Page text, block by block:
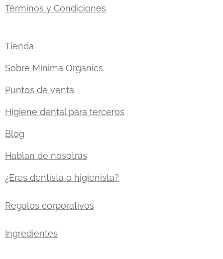
Términos y Condiciones
Tienda
Sobre Mínima Organics
Puntos de venta
Higiene dental para terceros
Blog
Hablan de nosotras
¿Eres dentista o higienista?
Regalos corporativos
Ingredientes